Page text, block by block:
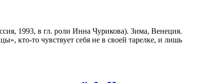
1993, в гл. роли Инна Чурикова). Зима, Венеция.
кто-то чувствует себя не в своей тарелке, и лишь